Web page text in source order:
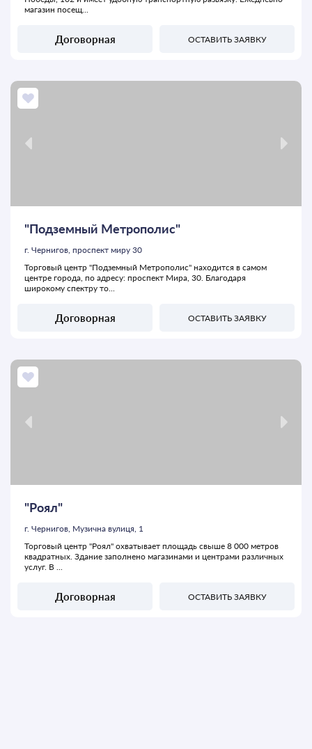
магазин посещ...
Договорная ОСТАВИТЬ ЗАЯВКУ
"Подземный Метрополис"
г. Чернигов, проспект миру 30
Торговый центр "Подземный Метрополис" находится в самом
центре города, по адресу: проспект Мира, 30. Благодаря
широкому спектру то...
Договорная ОСТАВИТЬ ЗАЯВКУ
"Роял"
г. Чернигов, Музична вулиця, 1
Торговый центр "Роял" охватывает площадь свыше 8 000 метров
квадратных. Здание заполнено магазинами и центрами различных
услуг. В ...
Договорная ОСТАВИТЬ ЗАЯВКУ